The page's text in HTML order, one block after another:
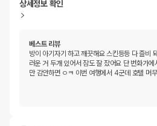
상세정보 확인
베스트 리뷰
방이 아기자기 하고 깨끗해요 스킨등등 다 즐비
러운 거 두개 있어서 잠도 잘 잤어요 단 번화가
만 감안하면 ㅇㅋ 이번 여행에서 4군데 호텔 머